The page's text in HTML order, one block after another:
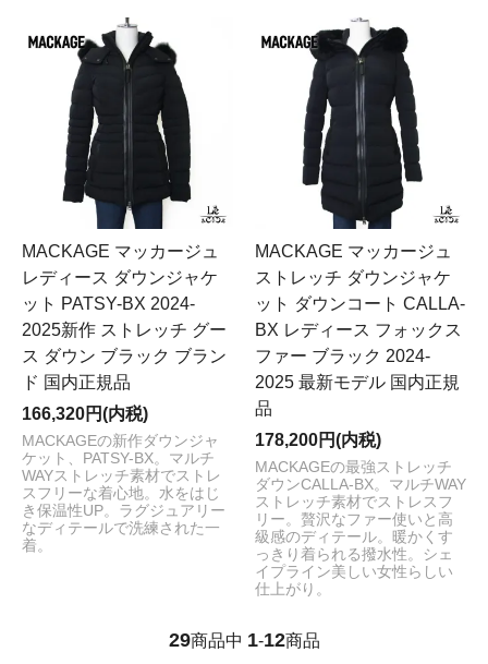
MACKAGE マッカージュ
レディース ダウンジャケ
ット PATSY-BX 2024-
2025新作 ストレッチ グー
ス ダウン ブラック ブラン
ド 国内正規品
166,320円(内税)
MACKAGEの新作ダウンジャ
ケット、PATSY-BX。マルチ
WAYストレッチ素材でストレ
スフリーな着心地。水をはじ
き保温性UP。ラグジュアリー
なディテールで洗練された一
着。
MACKAGE マッカージュ
ストレッチ ダウンジャケ
ット ダウンコート CALLA-
BX レディース フォックス
ファー ブラック 2024-
2025 最新モデル 国内正規
品
178,200円(内税)
MACKAGEの最強ストレッチ
ダウンCALLA-BX。マルチWAY
ストレッチ素材でストレスフ
リー。贅沢なファー使いと高
級感のディテール。暖かくす
っきり着られる撥水性。シェ
イプライン美しい女性らしい
仕上がり。
29商品中 1-12商品